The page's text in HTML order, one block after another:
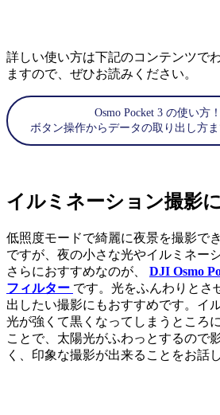
詳しい使い方は下記のコンテンツで
ますので、ぜひお読みください。
Osmo Pocket 3 の使い方！
ボタン操作からデータの取り出し方
イルミネーション撮影
低照度モードで綺麗に夜景を撮影で
ですが、夜の小さな光やイルミネー
さらにおすすめなのが、 DJI Osmo
フィルター です。光をふんわりとさ
出したい撮影にもおすすめです。イ
光が強くて黒くなってしまうところ
ことで、太陽光がふわっとするので
く、印象な撮影が出来ることをお話